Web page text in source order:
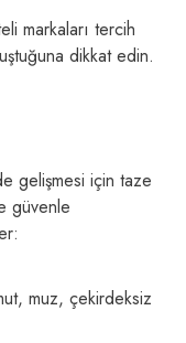
markaları tercih
dikkat edin.
gelişmesi için taze
güvenle
muz, çekirdeksiz